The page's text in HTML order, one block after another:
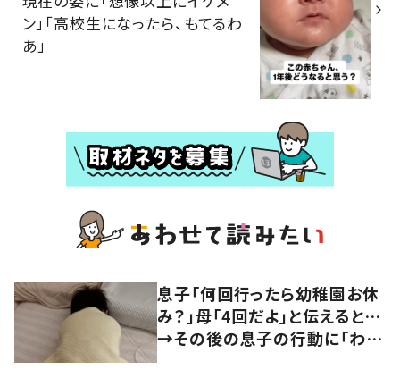
ン」「高校生になったら、もてるわ
あ」
息子「何回行ったら幼稚園お休
み？」母「4回だよ」と伝えると…
→その後の息子の行動に「わか